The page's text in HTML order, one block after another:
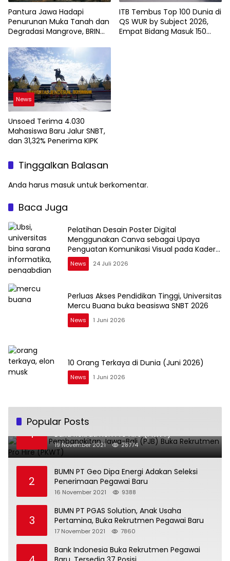
Pantura Jawa Hadapi
Penurunan Muka Tanah dan
Degradasi Mangrove, BRIN
Teknologi Geospasial
ITB Tembus Top 100 Dunia di
QS WUR by Subject 2026,
Empat Bidang Masuk 150
News
Unsoed Terima 4.030
Mahasiswa Baru Jalur SNBT,
dan 31,32% Penerima KIPK
Tinggalkan Balasan
Anda harus masuk untuk berkomentar.
Baca Juga
Pelatihan Desain Poster Digital
Menggunakan Canva sebagai Upaya
Penguatan Komunikasi Visual pada Kader
PKK Kelurahan Bambu Apus
News 24 Juli 2026
Perluas Akses Pendidikan Tinggi, Universitas
Mercu Buana buka beasiswa SNBT 2026
News 1 Juni 2026
10 Orang Terkaya di Dunia (Juni 2026)
News 1 Juni 2026
Popular Posts
1
BUMN PT Pembangkitan Jawa-Bali (PJB)
Buka Rekrutmen Pro Hire (PKWT)
19 November 2021 28774
2
BUMN PT Geo Dipa Energi Adakan Seleksi
Penerimaan Pegawai Baru
16 November 2021 9388
3
BUMN PT PGAS Solution, Anak Usaha
Pertamina, Buka Rekrutmen Pegawai Baru
17 November 2021 7860
Bank Indonesia Buka Rekrutmen Pegawai